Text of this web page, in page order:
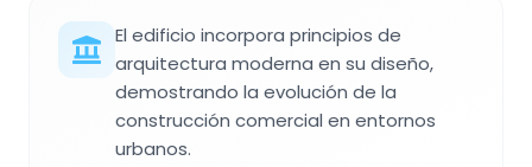
El edificio incorpora principios de
arquitectura moderna en su diseño,
demostrando la evolución de la
construcción comercial en entornos
urbanos.